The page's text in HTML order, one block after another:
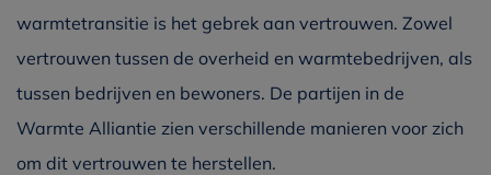
warmtetransitie is het gebrek aan vertrouwen. Zowel
vertrouwen tussen de overheid en warmtebedrijven, als
tussen bedrijven en bewoners. De partijen in de
Warmte Alliantie zien verschillende manieren voor zich
om dit vertrouwen te herstellen.